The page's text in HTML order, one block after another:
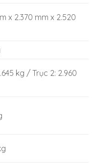
x 2.370 mm x 2.520
kg / Trục 2: 2.960